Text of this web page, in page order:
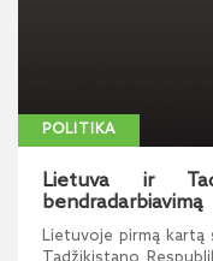
POLITIKA
Lietuva ir
bendradarbiavimą
Lietuvoje pirmą kartą